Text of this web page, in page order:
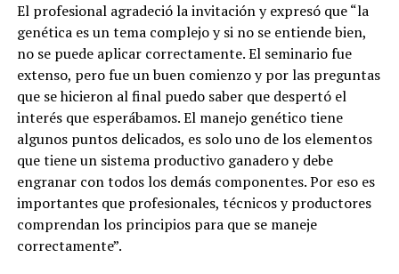
El profesional agradeció la invitación y expresó que “la
genética es un tema complejo y si no se entiende bien,
no se puede aplicar correctamente. El seminario fue
extenso, pero fue un buen comienzo y por las preguntas
que se hicieron al final puedo saber que despertó el
interés que esperábamos. El manejo genético tiene
algunos puntos delicados, es solo uno de los elementos
que tiene un sistema productivo ganadero y debe
engranar con todos los demás componentes. Por eso es
importantes que profesionales, técnicos y productores
comprendan los principios para que se maneje
correctamente”.